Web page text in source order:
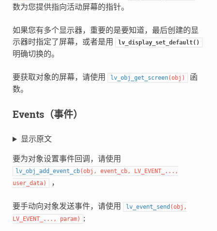
数为您提供指向活动屏幕的指针。
如果您有多个显示器，重要的是要知道，最后创建的显
示器时指定了屏幕，或者是用
lv_display_set_default()
明确切换的。
要获取对象的屏幕，请使用 lv_obj_get_screen(obj )
函
数。
Events（事件）
显示原文
要为对象设置事件回调，请使用
lv_obj_add_event_cb(obj , event_cb, LV_EVENT_ ... ,
user_data) ，
要手动向对象发送事件，请使用 lv_event_send (obj ,
LV_EVENT_
... , param) ;